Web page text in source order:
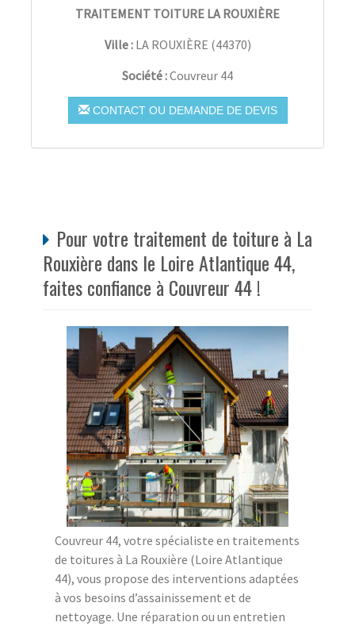
TRAITEMENT TOITURE LA ROUXIÈRE
Ville : LA ROUXIÈRE (44370)
Société :Couvreur 44
CONTACT OU DEMANDE DE DEVIS
Pour votre traitement de toiture à La
Rouxière dans le Loire Atlantique 44,
faites confiance à Couvreur 44 !
Couvreur 44, votre spécialiste en traitements
de toitures à La Rouxière (Loire Atlantique
44), vous propose des interventions adaptées
à vos besoins d’assainissement et de
nettoyage. Une réparation ou un entretien